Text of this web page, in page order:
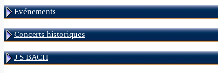
Evénements
Concerts historiques
J S BACH